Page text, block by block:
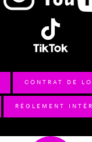
CONTRAT DE
RÉGLEMENT